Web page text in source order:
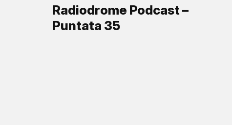
Radiodrome Podcast –
Puntata 35